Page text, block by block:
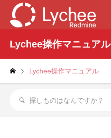
Lychee操作マニュアル
Lychee操作マニュアル